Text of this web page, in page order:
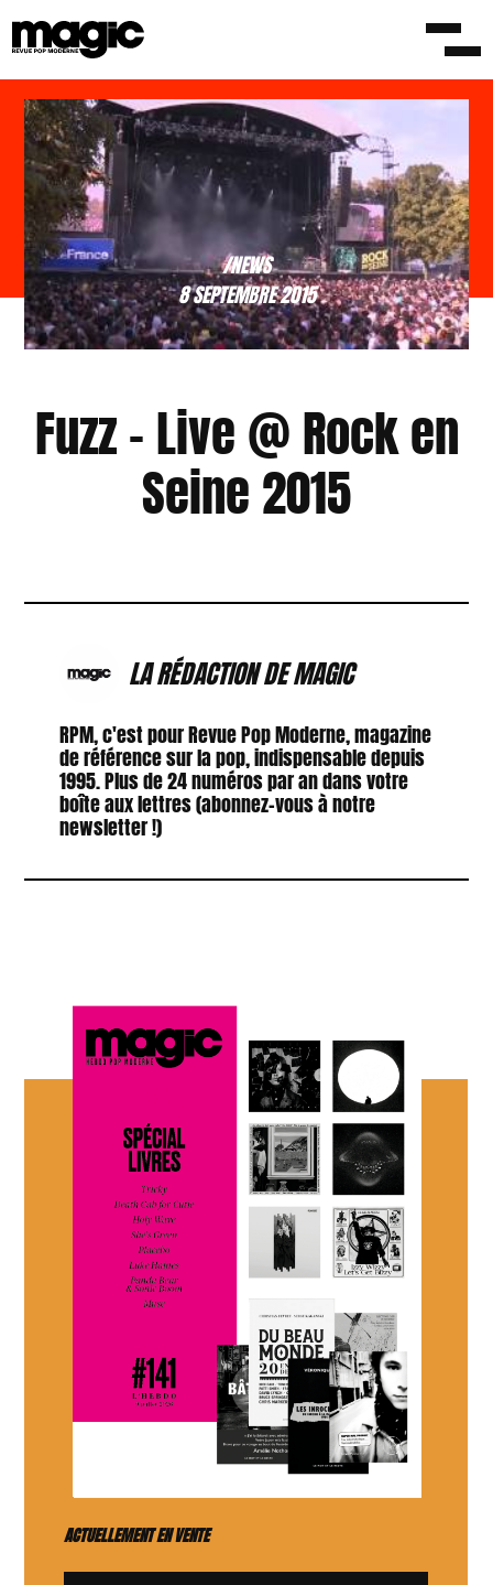
/NEWS
8 SEPTEMBRE 2015
Fuzz – Live @ Rock en
Seine 2015
LA RÉDACTION DE MAGIC
RPM, c'est pour Revue Pop Moderne, magazine
de référence sur la pop, indispensable depuis
1995. Plus de 24 numéros par an dans votre
boîte aux lettres (abonnez-vous à notre
newsletter !)
ACTUELLEMENT EN VENTE